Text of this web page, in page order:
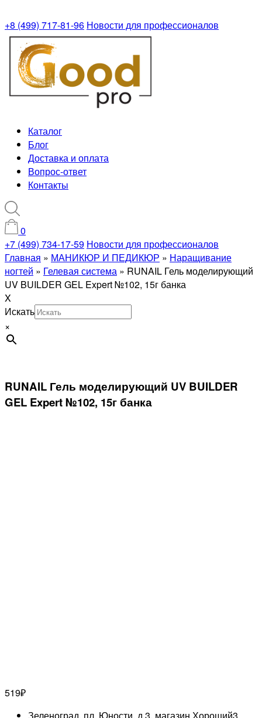
+8 (499) 717-81-96 Новости для профессионалов
Каталог
Блог
Доставка и оплата
Вопрос-ответ
Контакты
0
+7 (499) 734-17-59 Новости для профессионалов
Главная » МАНИКЮР И ПЕДИКЮР » Наращивание
ногтей » Гелевая система » RUNAIL Гель моделирующий
UV BUILDER GEL Expert №102, 15г банка
X
Искать
×
RUNAIL Гель моделирующий UV BUILDER
GEL Expert №102, 15г банка
519₽